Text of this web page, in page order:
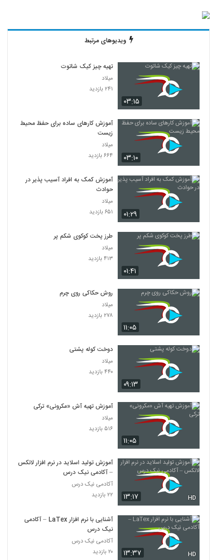
ویدیوهای مرتبط
۰۳:۱۵
تهیه چیز کیک شاتوت
میلاد
۲۴۱ بازدید
۰۳:۱۰
آموزش کارهای ساده برای حفظ محیط
زیست
میلاد
۶۶۴ بازدید
۰۱:۲۹
آموزش کمک به افراد آسیب پذیر در
حوادث
میلاد
۶۵۱ بازدید
۰۱:۴۱
طرز پخت کوکوی شکم پر
میلاد
۴۱۳ بازدید
۱۱:۰۵
روش حکاکی روی چرم
میلاد
۲۷۸ بازدید
۰۹:۱۳
دوخت کوله پشتی
میلاد
۴۴۰ بازدید
۱۱:۰۵
آموزش تهیه آش «مکرونی» ترکی
میلاد
۵۱۶ بازدید
۱۳:۱۷ HD
آموزش تولید اسلاید در نرم افزار لاتکس
– آکادمی نیک درس
آکادمی نیک درس
۲۲ بازدید
۱۳:۳۷ HD
آشنایی با نرم افزار LaTex – آکادمی
نیک درس
آکادمی نیک درس
۲۰ بازدید